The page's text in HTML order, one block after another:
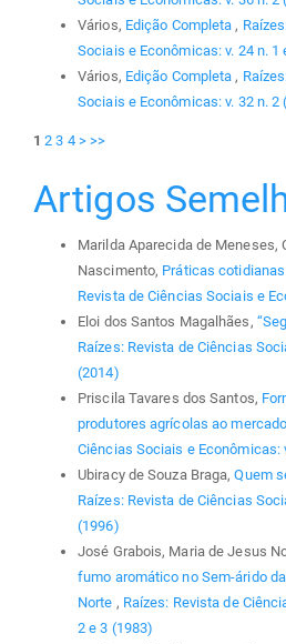
Vários, Edição Completa,
Sociais e Econômicas: v. 24 n. 1
Vários, Edição Completa,
Sociais e Econômicas: v. 32 n. 2
1 2 3 4 > >>
Artigos
Marilda Aparecida de Meneses,
Nascimento, Práticas
Revista de Ciências Sociais e
Eloi dos Santos Magalhães,
Raízes: Revista de Ciências
(2014)
Priscila Tavares dos Santos,
produtores agrícolas ao
Ciências Sociais e Econômicas:
Ubiracy de Souza Braga,Quem
Raízes: Revista de Ciências
(1996)
José Grabois, Maria de Jesus
fumo aromático no Sem-árido
Norte , Raízes: Revista de
2 e 3 (1983)